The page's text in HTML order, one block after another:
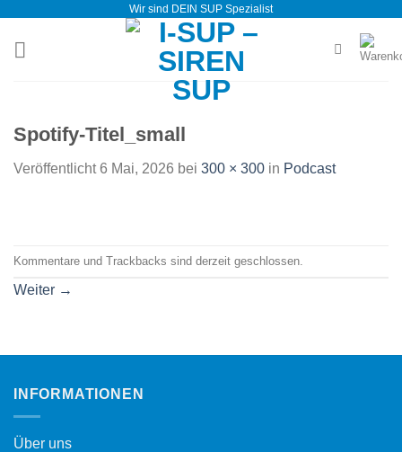
springen
Wir sind DEIN SUP Spezialist
Spotify-Titel_small
Veröffentlicht6 Mai, 2026 bei 300 × 300 in Podcast
Kommentare und Trackbacks sind derzeit geschlossen.
Weiter →
INFORMATIONEN
Über uns